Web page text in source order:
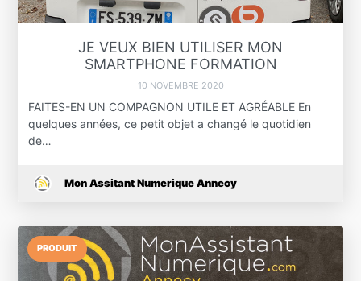
JE VEUX BIEN UTILISER MON
SMARTPHONE FORMATION
10 NOVEMBRE 2020
FAITES-EN UN COMPAGNON UTILE ET AGRÉABLE En
quelques années, ce petit objet a changé le quotidien
de…
Mon Assitant Numerique Annecy
PRODUIT